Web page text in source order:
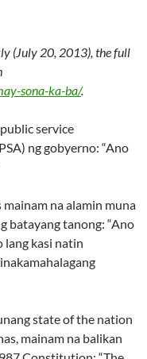
(July 20, 2013), the full
sona-ka-ba/.
service
ng gobyerno: “Ano
mainam na alamin muna
batayang tanong: “Ano
lang kasi natin
state of the nation
mainam na balikan